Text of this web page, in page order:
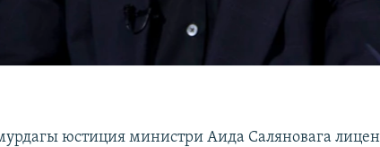
юстиция министри Аида Саляновага